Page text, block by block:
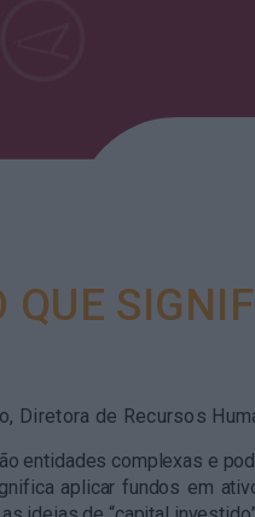
QUE
Diretora de Recursos
entidades complexas e
aplicar fundos em